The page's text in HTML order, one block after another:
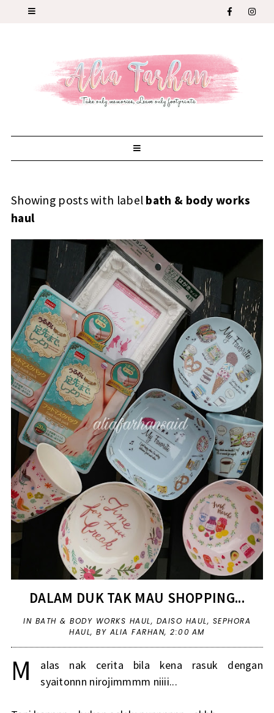
Showing posts with label bath & body works
haul
DALAM DUK TAK MAU SHOPPING...
IN BATH & BODY WORKS HAUL, DAISO HAUL, SEPHORA
HAUL,BY ALIA FARHAN,2:00 AM
M
alas nak cerita bila kena rasuk dengan
syaitonnn nirojimmmm niiii...